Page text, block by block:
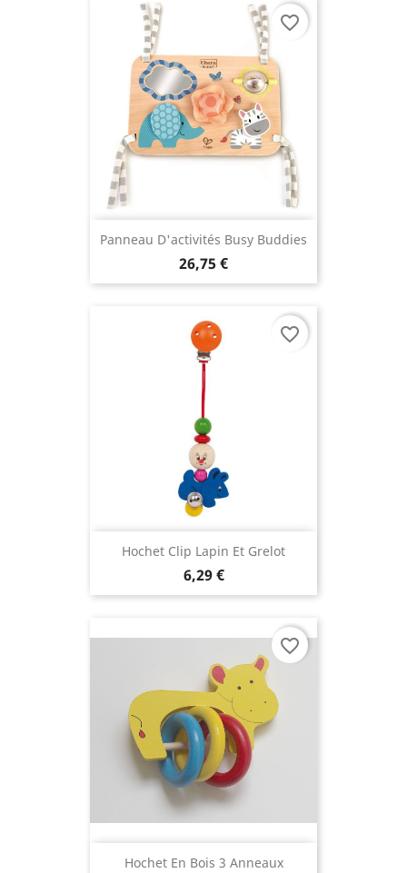
Panneau D'activités Busy Buddies
26,75 €
favorite_border
Hochet Clip Lapin Et Grelot
6,29 €
favorite_border
Hochet En Bois 3 Anneaux
favorite_border